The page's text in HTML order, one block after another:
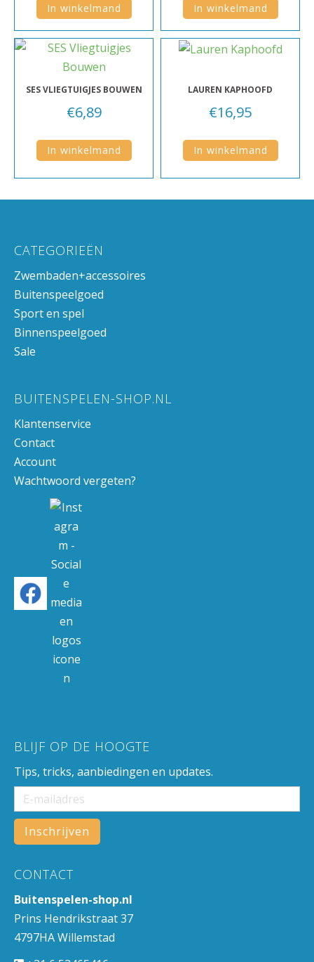
In winkelmand In winkelmand
SES VLIEGTUIGJES BOUWEN
€6,89
In winkelmand
LAUREN KAPHOOFD
€16,95
In winkelmand
CATEGORIEËN
Zwembaden+accessoires
Buitenspeelgoed
Sport en spel
Binnenspeelgoed
Sale
BUITENSPELEN-SHOP.NL
Klantenservice
Contact
Account
Wachtwoord vergeten?
BLIJF OP DE HOOGTE
Tips, tricks, aanbiedingen en updates.
CONTACT
Buitenspelen-shop.nl
Prins Hendrikstraat 37
4797HA Willemstad